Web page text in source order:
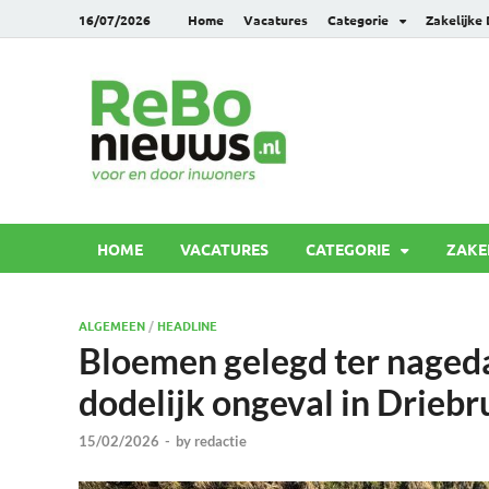
16/07/2026 Home Vacatures Categorie Zakelijke
HOME VACATURES CATEGORIE
ALGEMEEN / HEADLINE
Bloemen gelegd ter
dodelijk ongeval in
15/02/2026 - by redactie